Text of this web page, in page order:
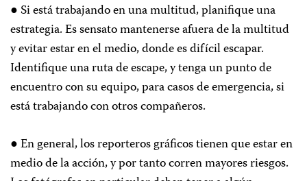
● Si está trabajando en una multitud, planifique una
estrategia. Es sensato mantenerse afuera de la multitud
y evitar estar en el medio, donde es difícil escapar.
Identifique una ruta de escape, y tenga un punto de
encuentro con su equipo, para casos de emergencia, si
está trabajando con otros compañeros.
● En general, los reporteros gráficos tienen que estar en
medio de la acción, y por tanto corren mayores riesgos.